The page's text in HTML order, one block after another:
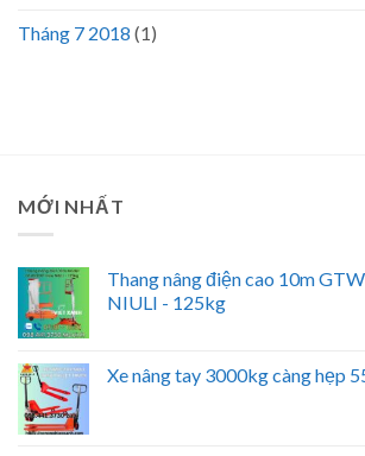
Tháng 7 2018 (1)
MỚI NHẤT
Thang nâng điện cao 10m
NIULI - 125kg
Xe nâng tay 3000kg càng hẹp